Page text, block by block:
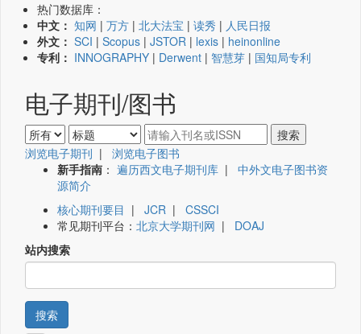
热门数据库：
中文： 知网 | 万方 | 北大法宝 | 读秀 | 人民日报
外文： SCI | Scopus | JSTOR | lexis | heinonline
专利： INNOGRAPHY | Derwent | 智慧芽 | 国知局专利
电子期刊/图书
浏览电子期刊 | 浏览电子图书
新手指南 ： 遍历西文电子期刊库 | 中外文电子图书资
源简介
核心期刊要目 | JCR | CSSCI
常见期刊平台： 北京大学期刊网 | DOAJ
站内搜索
搜索